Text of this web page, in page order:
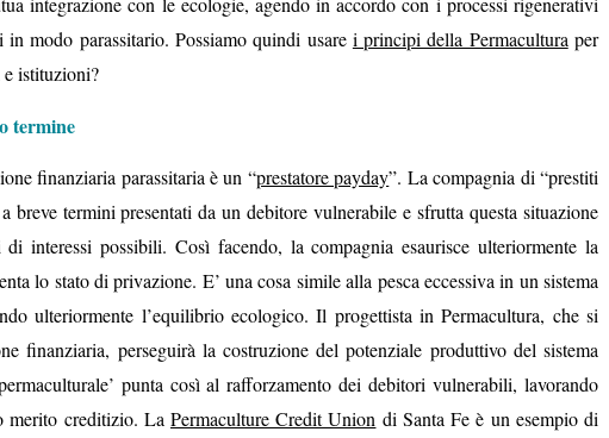
modo parassitario. Possiamo quindi usare i principi della Permacultura per
istituzioni?
termine
finanziaria parassitaria è un “prestatore payday”. La compagnia di “prestiti
breve termini presentati da un debitore vulnerabile e sfrutta questa situazione
interessi possibili. Così facendo, la compagnia esaurisce ulteriormente la
lo stato di privazione. E’ una cosa simile alla pesca eccessiva in un sistema
ulteriormente l’equilibrio ecologico. Il progettista in Permacultura, che si
finanziaria, perseguirà la costruzione del potenziale produttivo del sistema
punta così al rafforzamento dei debitori vulnerabili, lavorando
merito creditizio. La Permaculture Credit Union di Santa Fe è un esempio di